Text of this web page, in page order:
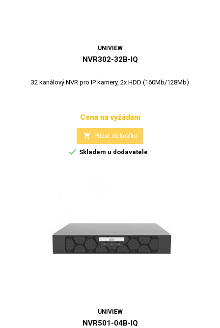
UNIVIEW
NVR302-32B-IQ
32 kanálový NVR pro IP kamery, 2x HDD (160Mb/128Mb)
Cena
Cena na vyžádání
 Přidat do košíku
 Skladem u dodavatele
UNIVIEW
NVR501-04B-IQ